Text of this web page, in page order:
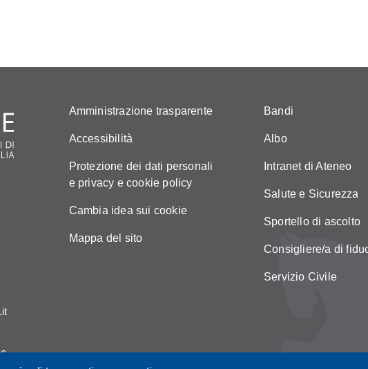
Amministrazione trasparente
Accessibilità
Protezione dei dati personali
e privacy e cookie policy
Cambia idea sui cookie
Mappa del sito
Bandi
Albo
Intranet di Ateneo
Salute e Sicurezza
Sportello di ascolto
Consigliere/a di
Servizio Civile